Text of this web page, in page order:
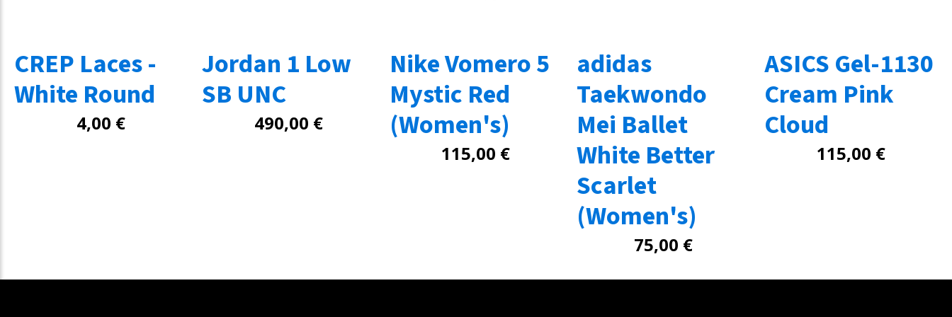
CREP Laces -
White Round
4,00 €
Jordan 1 Low
SB UNC
490,00 €
Nike Vomero 5
Mystic Red
(Women's)
115,00 €
adidas
Taekwondo
Mei Ballet
White Better
Scarlet
(Women's)
75,00 €
ASICS Gel-1130
Cream Pink
Cloud
115,00 €